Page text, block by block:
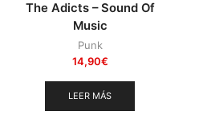
The Adicts – Sound Of
Music
Punk
14,90€
LEER MÁS